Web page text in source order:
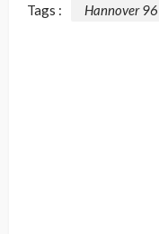
Tags : Hannover 96